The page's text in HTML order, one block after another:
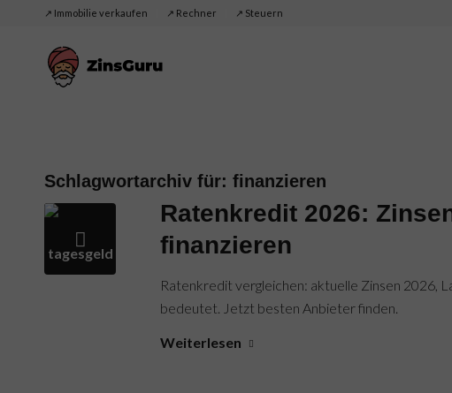
↗️ Immobilie verkaufen ↗️ Rechner ↗️ Steuern
Schlagwortarchiv für: finanzieren
Ratenkredit 2026:
finanzieren
Ratenkredit vergleichen: aktuelle Zinsen 2026,
bedeutet. Jetzt besten Anbieter finden.
Weiterlesen